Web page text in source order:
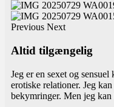
Previous Next
Altid tilgængelig
Jeg er en sexet og
erotiske relationer. Jeg
bekymringer. Men jeg